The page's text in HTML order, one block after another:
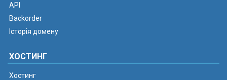
API
Backorder
Історія домену
ХОСТИНГ
Хостинг